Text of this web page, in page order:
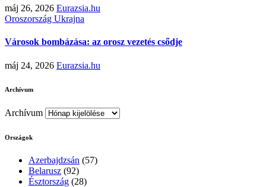
máj 26, 2026 Eurazsia.hu
Oroszország Ukrajna
Városok bombázása: az orosz vezetés csődje
máj 24, 2026 Eurazsia.hu
Archívum
Archívum
Országok
Azerbajdzsán (57)
Belarusz (92)
Észtország (28)